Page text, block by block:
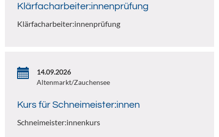
Klärfacharbeiter:innenprüfung
Klärfacharbeiter:innenprüfung
14.09.2026
Altenmarkt/Zauchensee
Kurs für Schneimeister:innen
Schneimeister:innenkurs